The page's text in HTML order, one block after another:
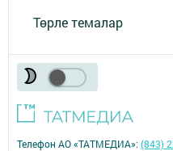
Төрле темалар
Телефон АО «ТАТМЕДИА»:(843)